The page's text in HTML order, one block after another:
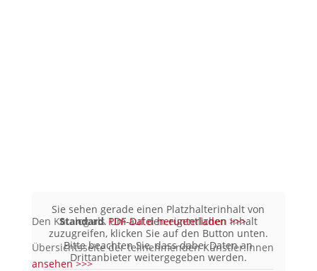
Sie sehen gerade einen Platzhalterinhalt von
Standard. Um auf den eigentlichen Inhalt
zuzugreifen, klicken Sie auf den Button unten.
Bitte beachten Sie, dass dabei Daten an
Drittanbieter weitergegeben werden.
Den Katalog als PDF-Datei herunterladen >>>
Übersichtsseite der teilnehmenden Künstler:innen
ansehen >>>